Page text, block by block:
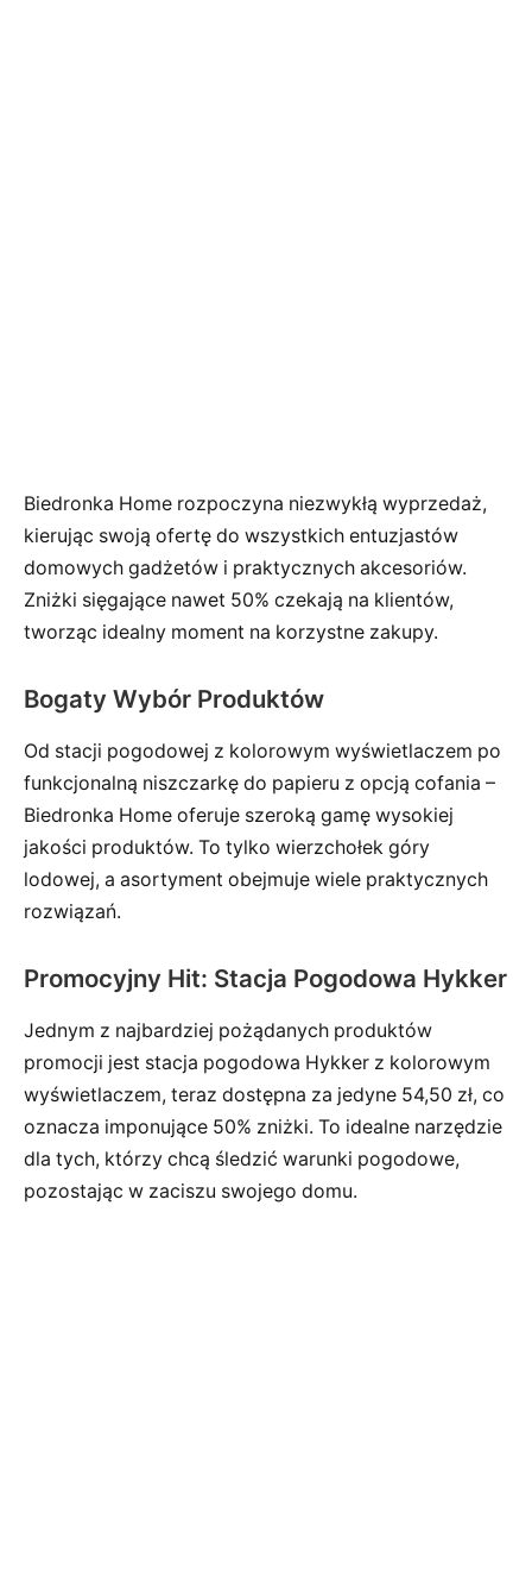
Biedronka Home rozpoczyna niezwykłą wyprzedaż,
kierując swoją ofertę do wszystkich entuzjastów
domowych gadżetów i praktycznych akcesoriów.
Zniżki sięgające nawet 50% czekają na klientów,
tworząc idealny moment na korzystne zakupy.
Bogaty Wybór Produktów
Od stacji pogodowej z kolorowym wyświetlaczem po
funkcjonalną niszczarkę do papieru z opcją cofania –
Biedronka Home oferuje szeroką gamę wysokiej
jakości produktów. To tylko wierzchołek góry
lodowej, a asortyment obejmuje wiele praktycznych
rozwiązań.
Promocyjny Hit: Stacja Pogodowa Hykker
Jednym z najbardziej pożądanych produktów
promocji jest stacja pogodowa Hykker z kolorowym
wyświetlaczem, teraz dostępna za jedyne 54,50 zł, co
oznacza imponujące 50% zniżki. To idealne narzędzie
dla tych, którzy chcą śledzić warunki pogodowe,
pozostając w zaciszu swojego domu.